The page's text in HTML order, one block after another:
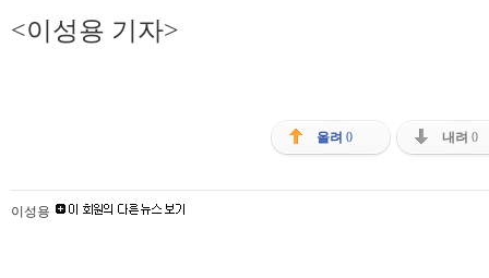
<이성용 기자>
올려 0 내려 0
이성용